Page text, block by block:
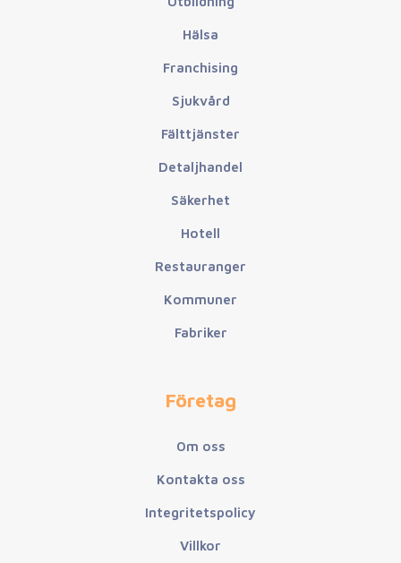
Hälsa
Franchising
Sjukvård
Fälttjänster
Detaljhandel
Säkerhet
Hotell
Restauranger
Kommuner
Fabriker
Företag
Om oss
Kontakta oss
Integritetspolicy
Villkor